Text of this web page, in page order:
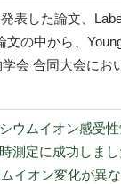
表した論文、
文の中から、
会 合同大会にお
ウムイオン感受
測定に成功しま
イオン変化が異